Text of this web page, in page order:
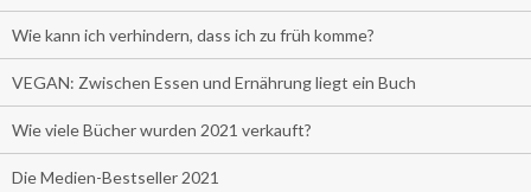
Wie kann ich verhindern, dass ich zu früh komme?
VEGAN: Zwischen Essen und Ernährung liegt ein Buch
Wie viele Bücher wurden 2021 verkauft?
Die Medien-Bestseller 2021